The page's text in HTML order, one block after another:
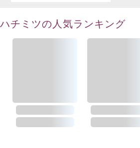
ハチミツの人気ランキング